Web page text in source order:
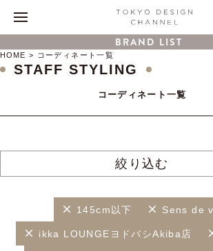
BRAND LIST
HOME コーディネート一覧
STAFF STYLING
コーディネート一覧
絞り込む
145cm以下 Sens de
ikka LOUNGEヨドバシAkiba店